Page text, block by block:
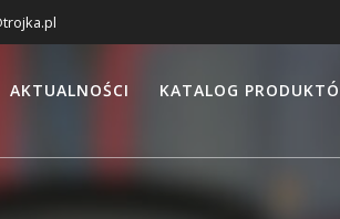
AKTUALNOŚCI KATALOG